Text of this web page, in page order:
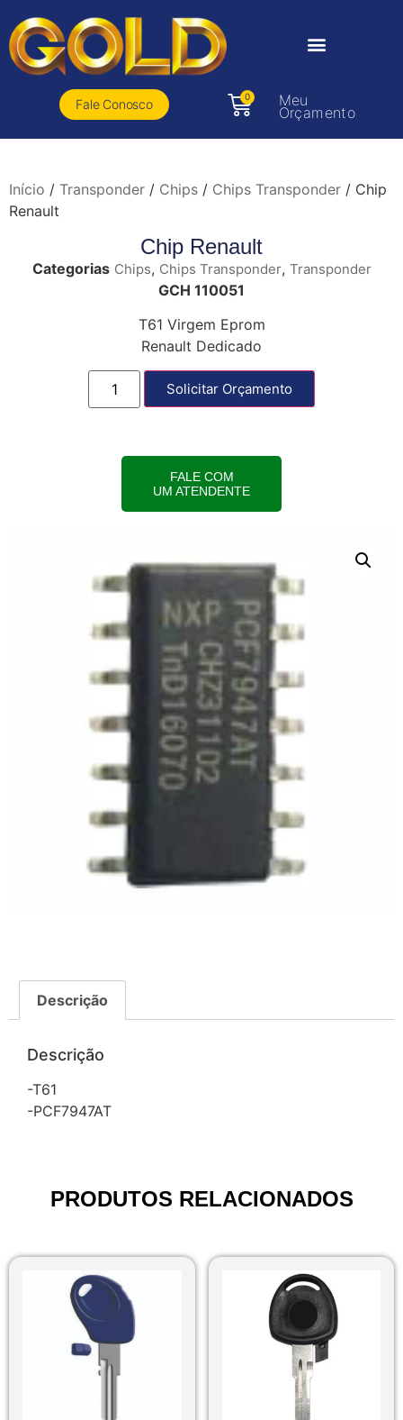
Fale Conosco
0 Meu
Orçamento
Início / Transponder / Chips / Chips Transponder / Chip
Renault
Chip Renault
Categorias Chips, Chips Transponder, Transponder
GCH 110051
T61 Virgem Eprom
Renault Dedicado
Solicitar Orçamento
FALE COM
UM ATENDENTE
Descrição
Descrição
-T61
-PCF7947AT
PRODUTOS RELACIONADOS